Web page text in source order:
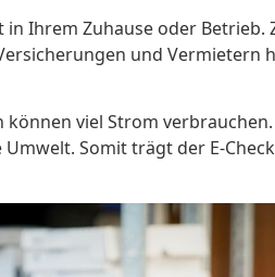
Ihrem Zuhause oder
und Vermietern
viel Strom
Somit trägt der E-